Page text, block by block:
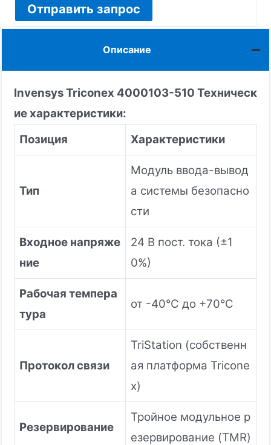
Отправить запрос
Описание
Invensys Triconex 4000103-510 Техническ
ие характеристики:
Позиция
Характеристики
Тип
Модуль ввода-вывод
а системы безопасно
сти
Входное напряже
ние
24 В пост. тока (±1
0%)
Рабочая темпера
тура
от -40°C до +70°C
Протокол связи
TriStation (собственн
ая платформа Tricone
x)
Резервирование
Тройное модульное р
езервирование (TMR)